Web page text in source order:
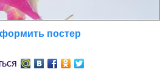
постер